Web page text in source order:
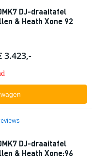
DJ-draaitafel
& Heath Xone 92
3.423,-
DJ-draaitafel
& Heath Xone:96